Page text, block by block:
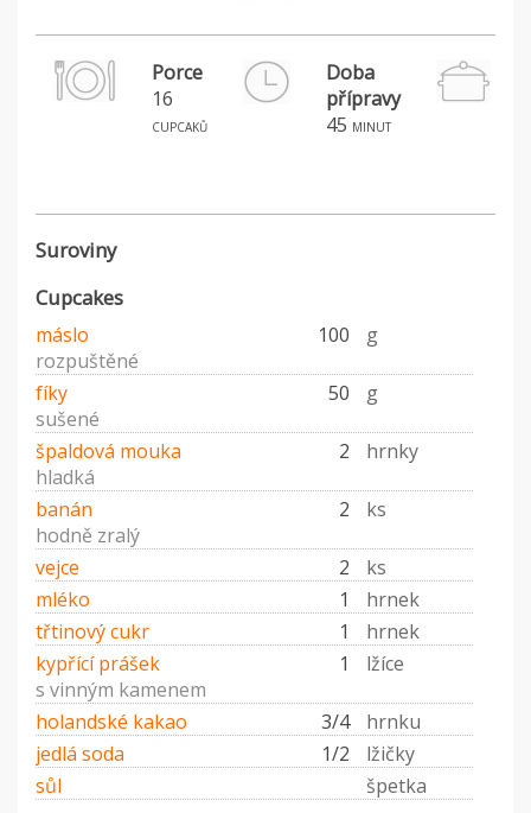
Porce
16
cupcaků
Doba
přípravy
45 minut
Suroviny
Cupcakes
máslo 100
g
rozpuštěné
fíky
50
g
sušené
špaldová mouka
2
hrnky
hladká
banán
2
ks
hodně zralý
vejce
2
ks
mléko
1
hrnek
třtinový cukr
1
hrnek
kypřící prášek
1
lžíce
s vinným kamenem
holandské kakao
3/4
hrnku
jedlá soda
1/2
lžičky
sůl
špetka